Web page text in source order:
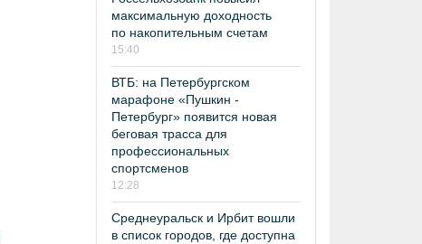
максимальную доходность
по накопительным счетам
15:40
ВТБ: на Петербургском
марафоне «Пушкин -
Петербург» появится новая
беговая трасса для
профессиональных
спортсменов
12:28
Среднеуральск и Ирбит вошли
в список городов, где доступна